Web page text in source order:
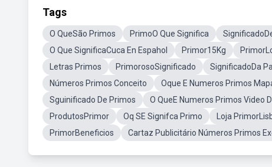
Tags
O QueSão Primos PrimoO Que Significa
O Que SignificaCuca En Espahol
Primor15Kg
Letras Primos
PrimorosoSignificado SignificadoDa
Números Primos Conceito
Oque E Numeros Primos
Sguinificado De Primos
O QueE Numeros Primos Video
ProdutosPrimor
Oq SE Signifca Primo Loja
PrimorBeneficios
Cartaz Publicitário Números Primos